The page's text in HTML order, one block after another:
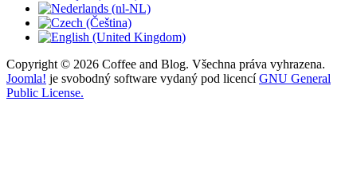
Copyright © 2026 Coffee and Blog. Všechna práva vyhrazena.
Joomla! je svobodný software vydaný pod licencíGNU General
Public License.